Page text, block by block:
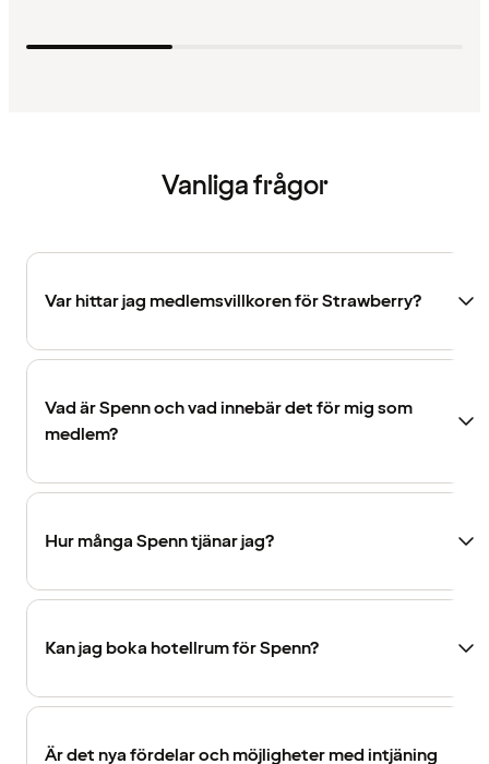
Vanliga frågor
Var hittar jag medlemsvillkoren för Strawberry?
Vad är Spenn och vad innebär det för mig som
medlem?
Hur många Spenn tjänar jag?
Kan jag boka hotellrum för Spenn?
Är det nya fördelar och möjligheter med intjäning